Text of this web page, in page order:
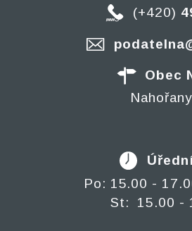
(+420)
Obec
Po: 15.00 -
St: 15.00 -